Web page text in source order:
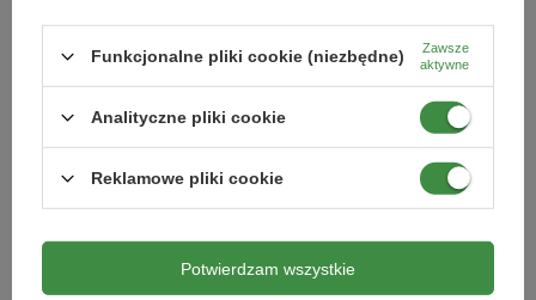
sypać ręcznie lub posłużyć się siewnikiem do nawozów.
Opakowanie zawiera 1 kg nawozu, wystarczającego dla 40m2
powierzchni trawnika
mineralny
Nawóz do trawników – Efekt
Nawóz do pomidorów Smaczne
12,09 zł
Funkcjonalne pliki cookie (niezbędne)
Zawsze
aktywne
Analityczne pliki cookie
Reklamowe pliki cookie
Potwierdzam wszystkie